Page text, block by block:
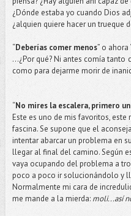
¿Dónde estaba yo cuando Dios
¿alquien quiere hacer un trueque
“Deberías comer menos” o ahora
…¿Por qué? Ni antes comía
como para dejarme morir de
“No mires la escalera, primero
Este es uno de mis favoritos,
fascina. Se supone que el
intentar abarcar un problema en
llegar al final del camino. Según
vaya ocupando del problema a
poco a poco ir solucionándolo y
Normalmente mi cara de
me mande a la mierda: moli...así